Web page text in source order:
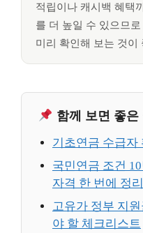
적립이나 캐시백 혜택
를 더 높일 수 있으므
미리 확인해 보는 것이
함께 보면 좋은
기초연금 수급자
국민연금 조건
자격 한 번에 정리
고유가 정부 지
야 할 체크리스트